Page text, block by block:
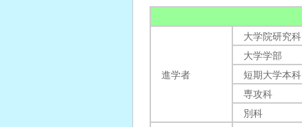
進学者
大学院研究科
大学学部
短期大学本科
専攻科
別科